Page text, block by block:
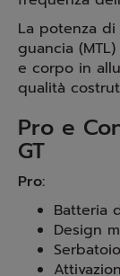
La potenza di
guancia
e corpo in
qualità
Pro e
GT
Pro:
Batteria
Design